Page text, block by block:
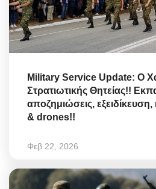
Military Service Update: Ο
Στρατιωτικής Θητείας!!
αποζημιώσεις,
& drones!!
Φεβ 22, 2026